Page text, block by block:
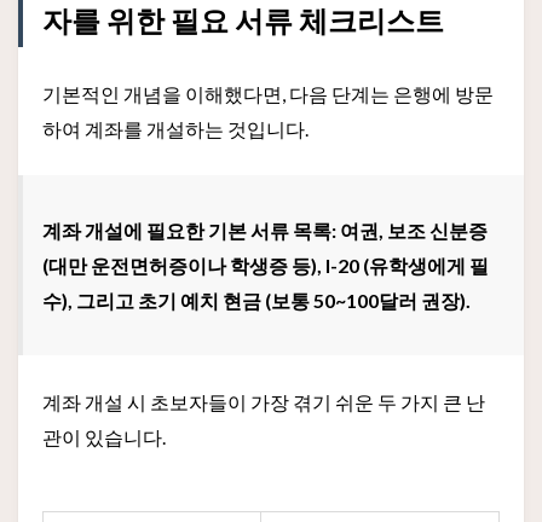
자를 위한 필요 서류 체크리스트
기본적인 개념을 이해했다면, 다음 단계는 은행에 방문
하여 계좌를 개설하는 것입니다.
계좌 개설에 필요한 기본 서류 목록: 여권, 보조 신분증
(대만 운전면허증이나 학생증 등), I-20 (유학생에게 필
수), 그리고 초기 예치 현금 (보통 50~100달러 권장).
계좌 개설 시 초보자들이 가장 겪기 쉬운 두 가지 큰 난
관이 있습니다.